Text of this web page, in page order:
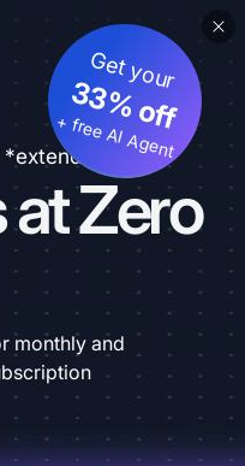
Zero
Get your
33% off
+ free AI Agent
monthly and